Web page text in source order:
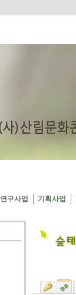
연구사업 기획사업